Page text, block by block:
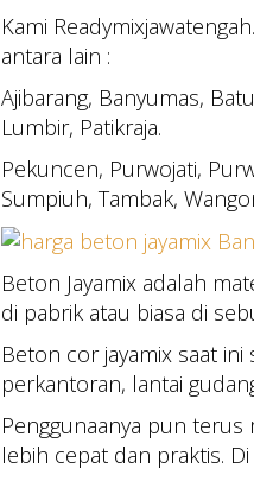
Kami
antara lain :
Ajibarang, Banyumas,
Lumbir, Patikraja.
Pekuncen, Purwojati,
Sumpiuh, Tambak,
Beton Jayamix adalah
di pabrik atau biasa di
Beton cor jayamix saat
perkantoran, lantai
Penggunaanya pun terus
lebih cepat dan praktis.